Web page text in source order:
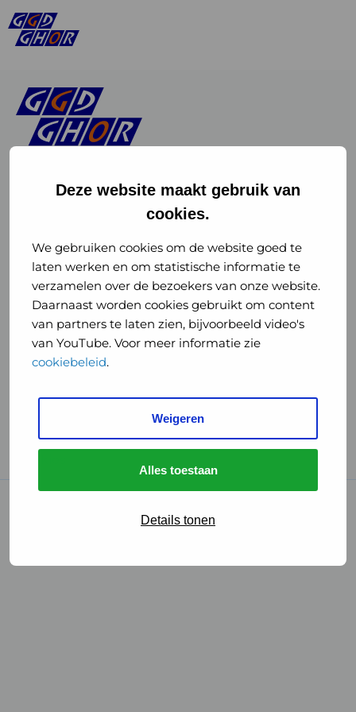
Deze website maakt gebruik van
cookies.
We gebruiken cookies om de website goed te
laten werken en om statistische informatie te
verzamelen over de bezoekers van onze website.
Daarnaast worden cookies gebruikt om content
van partners te laten zien, bijvoorbeeld video's
van YouTube. Voor meer informatie zie
cookiebeleid.
Weigeren
Alles toestaan
Details tonen
of
GGD
GHOR
Nederland
Instagram
of
GGD
GHOR
Nederland
GGD Reizen op social media
GGD Reizen
GGD Reisvaccinaties